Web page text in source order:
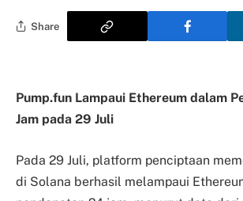
Share
Pump.fun Lampaui Ethereum dalam
Jam pada 29 Juli
Pada 29 Juli, platform penciptaan
di Solana berhasil melampaui